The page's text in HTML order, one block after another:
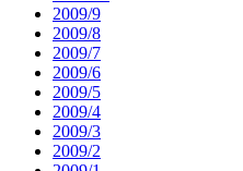
2009/9
2009/8
2009/7
2009/6
2009/5
2009/4
2009/3
2009/2